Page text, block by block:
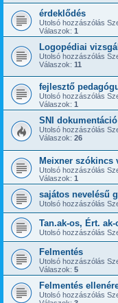
érdeklődés
Utolsó hozzászólás
Válaszok: 1
Logopédiai
Utolsó hozzászólás
Válaszok: 11
fejlesztő
Utolsó hozzászólás
Válaszok: 1
SNI dokumentáció
Utolsó hozzászólás
Válaszok: 26
Meixner szókincs
Utolsó hozzászólás
Válaszok: 1
sajátos nevelésű
Utolsó hozzászólás
Tan.ak-os, Ért.
Utolsó hozzászólás
Felmentés
Utolsó hozzászólás
Válaszok: 5
Felmentés
Utolsó hozzászólás